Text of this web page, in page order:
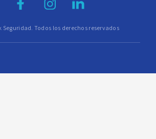
Seguridad. Todos los derechos reservados